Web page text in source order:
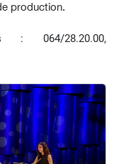
production.
: 064/28.20.00,